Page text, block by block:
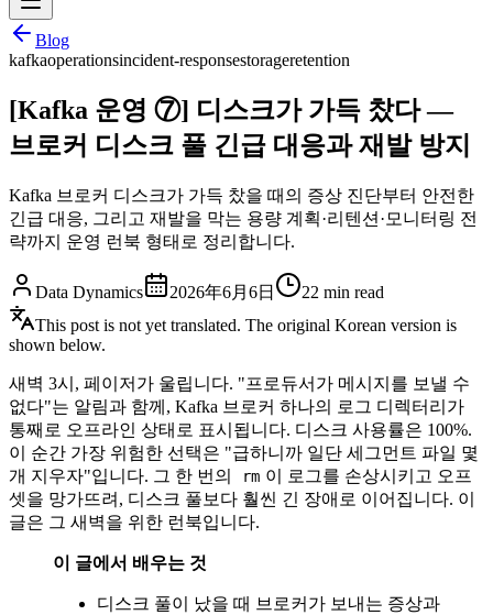
Blog
kafkaoperationsincident-responsestorageretention
[Kafka 운영 ⑦] 디스크가 가득 찼다 —
브로커 디스크 풀 긴급 대응과 재발 방지
Kafka 브로커 디스크가 가득 찼을 때의 증상 진단부터 안전한
긴급 대응, 그리고 재발을 막는 용량 계획·리텐션·모니터링 전
략까지 운영 런북 형태로 정리합니다.
Data Dynamics 2026年6月6日 22 min read
This post is not yet translated. The original Korean version is
shown below.
새벽 3시, 페이저가 울립니다. "프로듀서가 메시지를 보낼 수
없다"는 알림과 함께, Kafka 브로커 하나의 로그 디렉터리가
통째로 오프라인 상태로 표시됩니다. 디스크 사용률은 100%.
이 순간 가장 위험한 선택은 "급하니까 일단 세그먼트 파일 몇
개 지우자"입니다. 그 한 번의
rm 이 로그를 손상시키고 오프
셋을 망가뜨려, 디스크 풀보다 훨씬 긴 장애로 이어집니다. 이
글은 그 새벽을 위한 런북입니다.
이 글에서 배우는 것
디스크 풀이 났을 때 브로커가 보내는 증상과